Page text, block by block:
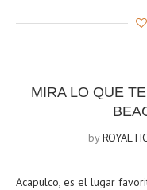
MIRA LO QUE
byROYAL
Acapulco, es el lugar